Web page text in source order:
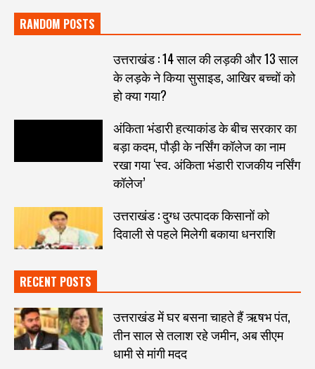
RANDOM POSTS
उत्तराखंड : 14 साल की लड़की और 13 साल
के लड़के ने किया सुसाइड, आखिर बच्चों को
हो क्या गया?
अंकिता भंडारी हत्याकांड के बीच सरकार का
बड़ा कदम, पौड़ी के नर्सिंग कॉलेज का नाम
रखा गया ‘स्व. अंकिता भंडारी राजकीय नर्सिंग
कॉलेज’
उत्तराखंड : दुग्ध उत्पादक किसानों को
दिवाली से पहले मिलेगी बकाया धनराशि
RECENT POSTS
उत्तराखंड में घर बसना चाहते हैं ऋषभ पंत,
तीन साल से तलाश रहे जमीन, अब सीएम
धामी से मांगी मदद